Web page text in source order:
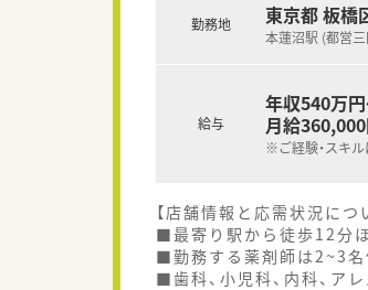
勤務地 東京都 板橋
本蓮沼駅 (都営
給与
年収540万
月給
※ご経験・スキ
【店舗情報と応需状況につ
■最寄り駅から徒歩12分
■勤務する薬剤師は2~3名
■歯科、小児科、内科、ア